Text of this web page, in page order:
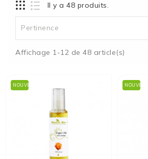
Il y a 48 produits.
Pertinence
Affichage 1-12 de 48 article(s)
NOUVEAU NOUVEAU